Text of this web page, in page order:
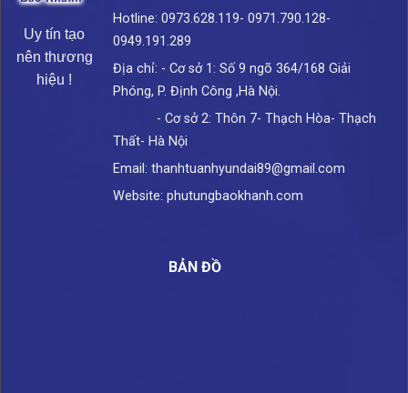
Uy tín tạo
nên thương
hiệu !
Hotline: 0973.628.119- 0971.790.128-
0949.191.289
Địa chỉ: - Cơ sở 1: Số 9 ngõ 364/168 Giải
Phóng, P. Định Công ,Hà Nội.
- Cơ sở 2: Thôn 7- Thạch Hòa- Thạch
Thất- Hà Nội
Email: thanhtuanhyundai89@gmail.com
Website: phutungbaokhanh.com
BẢN ĐỒ